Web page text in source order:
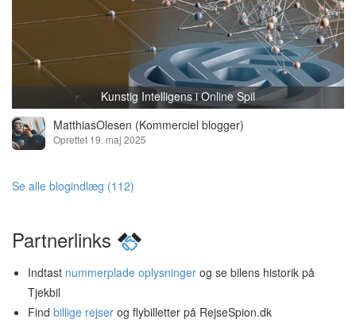
Kunstig Intelligens i Online Spil
MatthiasOlesen (Kommerciel blogger)
Oprettet 19. maj 2025
Se alle blogindlæg (112)
Partnerlinks
Indtast nummerplade oplysninger og se bilens historik på
Tjekbil
Find billige rejser og flybilletter på RejseSpion.dk